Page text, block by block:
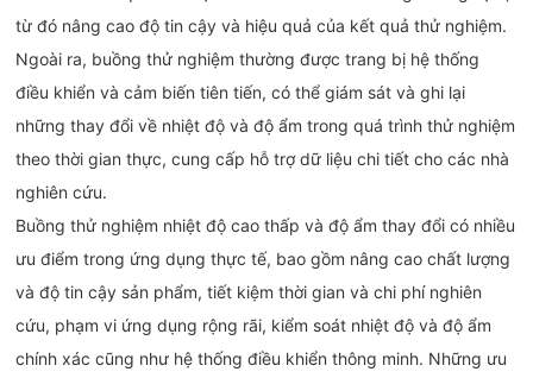
từ đó nâng cao độ tin cậy và hiệu quả của kết quả thử nghiệm.
Ngoài ra, buồng thử nghiệm thường được trang bị hệ thống
điều khiển và cảm biến tiên tiến, có thể giám sát và ghi lại
những thay đổi về nhiệt độ và độ ẩm trong quá trình thử nghiệm
theo thời gian thực, cung cấp hỗ trợ dữ liệu chi tiết cho các nhà
nghiên cứu.
Buồng thử nghiệm nhiệt độ cao thấp và độ ẩm thay đổi có nhiều
ưu điểm trong ứng dụng thực tế, bao gồm nâng cao chất lượng
và độ tin cậy sản phẩm, tiết kiệm thời gian và chi phí nghiên
cứu, phạm vi ứng dụng rộng rãi, kiểm soát nhiệt độ và độ ẩm
chính xác cũng như hệ thống điều khiển thông minh. Những ưu